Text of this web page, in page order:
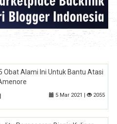
Obat Alami Ini Untuk Bantu Atasi
5 Mar 2021 | 2055